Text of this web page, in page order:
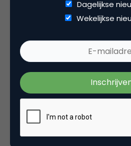
die gepaard gaan met de
gereduceerd. Bedrijven
haalbare en kansrijke
Gamechanger
Het voordeel voor bedrijven
alles-of-niets-strijd
concurrerende platformen,
gemeenschappelijke
Dagelijkse
Wekelijkse